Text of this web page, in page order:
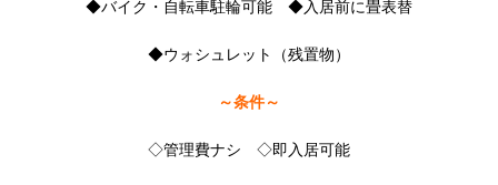
◆バイク・自転車駐輪可能 ◆入居前に畳表替
◆ウォシュレット（残置物）
～条件～
◇管理費ナシ ◇即入居可能